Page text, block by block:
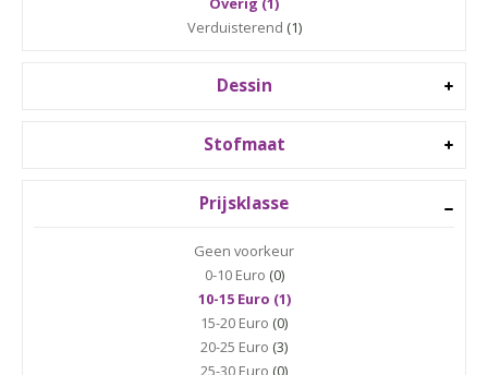
Verduisterend (1)
Dessin
Stofmaat
Prijsklasse
Geen voorkeur
0-10 Euro (0)
10-15 Euro (1)
15-20 Euro (0)
20-25 Euro (3)
25-30 Euro (0)